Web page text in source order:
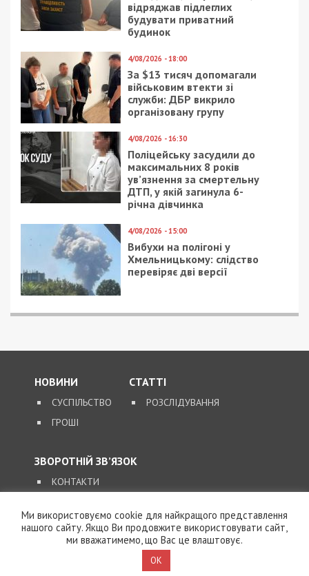
відряджав підлеглих
будувати приватний
будинок
4/08/2026 - 18:00
За $13 тисяч допомагали
військовим втекти зі
служби: ДБР викрило
організовану групу
4/08/2026 - 16:30
Поліцейську засудили до
максимальних 8 років
ув’язнення за смертельну
ДТП, у якій загинула 6-
річна дівчинка
4/08/2026 - 15:00
Вибухи на полігоні у
Хмельницькому: слідство
перевіряє дві версії
НОВИНИ
СУСПІЛЬСТВО
ГРОШІ
СТАТТІ
РОЗСЛІДУВАННЯ
ЗВОРОТНІЙ ЗВ’ЯЗОК
КОНТАКТИ
SUPPORT@49000.COM.UA
© 2026, ВСІ ПРАВА ЗАХИЩЕНІ
Ми використовуємо cookie для найкращого представлення
нашого сайту. Якщо Ви продовжите використовувати сайт,
ми вважатимемо, що Вас це влаштовує.
OK